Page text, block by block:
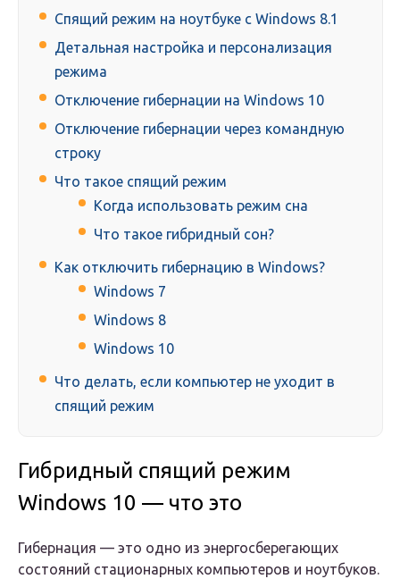
Спящий режим на ноутбуке с Windows 8.1
Детальная настройка и персонализация
режима
Отключение гибернации на Windows 10
Отключение гибернации через командную
строку
Что такое спящий режим
Когда использовать режим сна
Что такое гибридный сон?
Как отключить гибернацию в Windows?
Windows 7
Windows 8
Windows 10
Что делать, если компьютер не уходит в
спящий режим
Гибридный спящий режим
Windows 10 — что это
Гибернация — это одно из энергосберегающих
состояний стационарных компьютеров и ноутбуков.